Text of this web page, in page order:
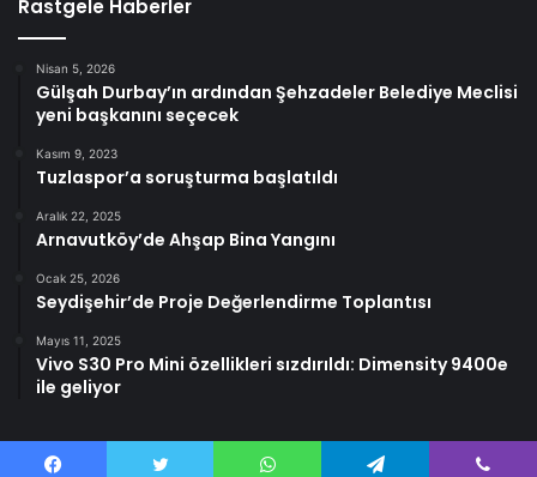
Rastgele Haberler
Nisan 5, 2026
Gülşah Durbay’ın ardından Şehzadeler Belediye Meclisi
yeni başkanını seçecek
Kasım 9, 2023
Tuzlaspor’a soruşturma başlatıldı
Aralık 22, 2025
Arnavutköy’de Ahşap Bina Yangını
Ocak 25, 2026
Seydişehir’de Proje Değerlendirme Toplantısı
Mayıs 11, 2025
Vivo S30 Pro Mini özellikleri sızdırıldı: Dimensity 9400e
ile geliyor